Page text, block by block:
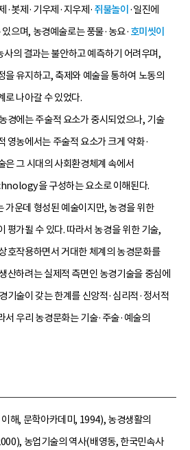
·봇제·기우제·지우제· 쥐불놀이 ·일진에
으며, 농경예술로는 풍물·농요· 호미씻이
사의 결과는 불안하고 예측하기 어려우며,
을 유지하고, 축제와 예술을 통하여 노동의
로 나아갈 수 있었다.
경에는 주술적 요소가 중시되었으나, 기술
영농에서는 주술적 요소가 크게 약화·
은 그 시대의 사회환경체계 속에서
을 구성하는 요소로 이해된다.
가운데 형성된 예술이지만, 농경을 위한
평가될 수 있다. 따라서 농경을 위한 기술,
호작용하면서 거대한 체계의 농경문화를
산하려는 실제적 측면인 농경기술을 중심에
기술이 갖는 한계를 신앙적·심리적·정서적
서 우리 농경문화는 기술·주술·예술의
해, 문학아카데미, 1994), 농경생활의
농업기술의 역사(배영동, 한국민속사